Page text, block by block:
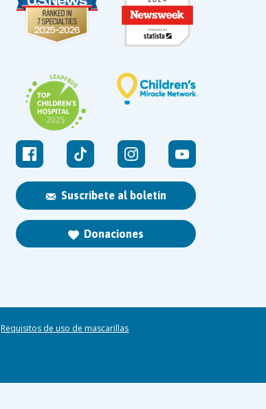
Suscríbete al boletín
Donaciones
Requisitos de uso de mascarillas